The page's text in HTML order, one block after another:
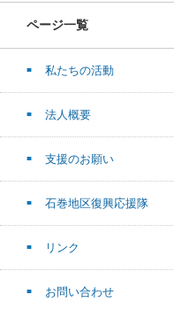
ページ一覧
私たちの活動
法人概要
支援のお願い
石巻地区復興応援隊
リンク
お問い合わせ